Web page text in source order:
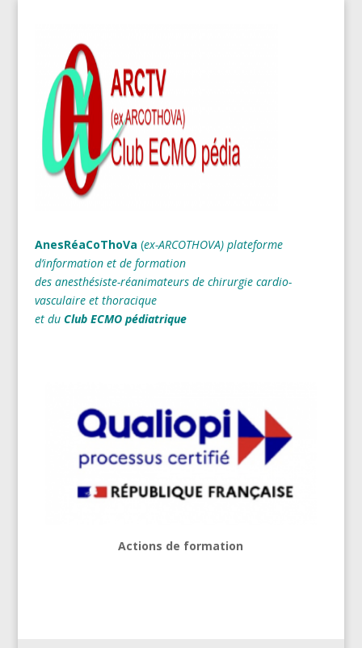
AnesRéaCoThoVa (ex-ARCOTHOVA) plateforme
d’information et de formation
des anesthésiste-réanimateurs de chirurgie cardio-
vasculaire et thoracique
et du Club ECMO pédiatrique
Actions de formation